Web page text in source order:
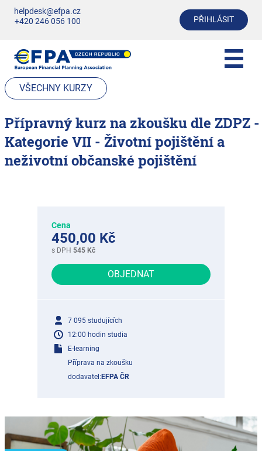
helpdesk@efpa.cz
+420 246 056 100
PŘIHLÁSIT
VŠECHNY KURZY
Přípravný kurz na zkoušku dle ZDPZ -
Kategorie VII - Životní pojištění a
neživotní občanské pojištění
Cena
450,00 Kč
s DPH 545 Kč
OBJEDNAT
7 095 studujících
12:00 hodin studia
E-learning
Příprava na zkoušku
dodavatel: EFPA ČR